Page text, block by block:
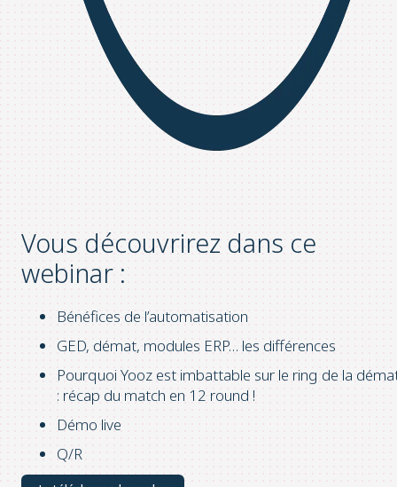
Vous découvrirez dans ce
webinar :
Bénéfices de l’automatisation
GED, démat, modules ERP… les différences
Pourquoi Yooz est imbattable sur le ring de la
: récap du match en 12 round !
Démo live
Q/R